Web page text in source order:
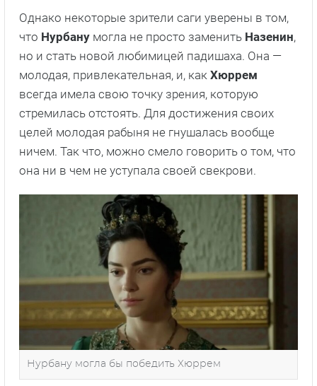
Однако некоторые зрители саги уверены в том,
что Нурбану могла не просто заменить Назенин,
но и стать новой любимицей падишаха. Она —
молодая, привлекательная, и, как Хюррем
всегда имела свою точку зрения, которую
стремилась отстоять. Для достижения своих
целей молодая рабыня не гнушалась вообще
ничем. Так что, можно смело говорить о том, что
она ни в чем не уступала своей свекрови.
Нурбану могла бы победить Хюррем